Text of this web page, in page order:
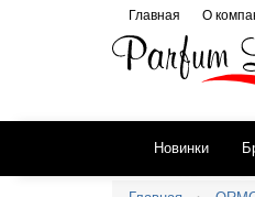
Главная О
Новинки